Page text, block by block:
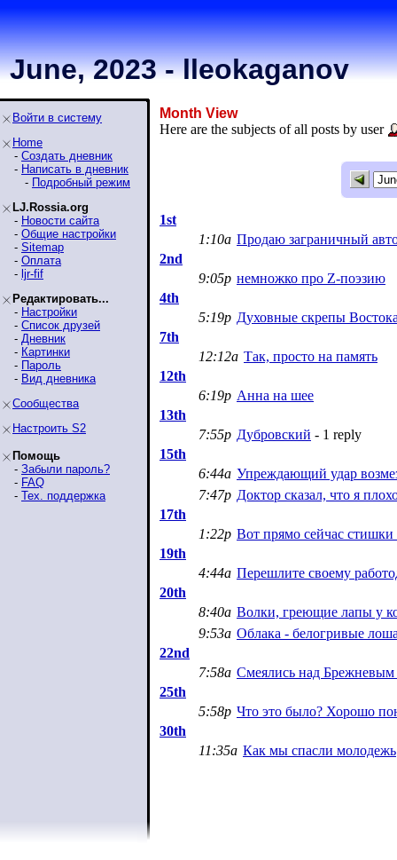
June, 2023 - lleokaganov
Войти в систему
Home
- Создать дневник
- Написать в дневник
- Подробный режим
LJ.Rossia.org
- Новости сайта
- Общие настройки
- Sitemap
- Оплата
- ljr-fif
Редактировать...
- Настройки
- Список друзей
- Дневник
- Картинки
- Пароль
- Вид дневника
Сообщества
Настроить S2
Помощь
- Забыли пароль?
- FAQ
- Тех. поддержка
Month View
Here are the subjects of all posts by user
1st
1:10a Продаю заграничный
2nd
9:05p немножко про Z-поэзию
4th
5:19p Духовные скрепы
7th
12:12a Так, просто на память
12th
6:19p Анна на шее
13th
7:55p Дубровский - 1 reply
15th
6:44a Упреждающий удар
7:47p Доктор сказал, что я
17th
1:22p Вот прямо сейчас
19th
4:44a Перешлите своему
20th
8:40a Волки, греющие лапы у
9:53a Облака - белогривые
22nd
7:58a Смеялись над Брежневым
25th
5:58p Что это было? Хорошо
30th
11:35a Как мы спасли молодежь